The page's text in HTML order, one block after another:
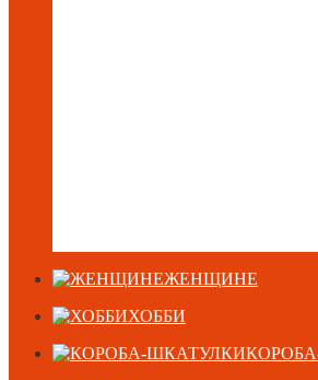
ЖЕНЩИНЕ
ХОББИ